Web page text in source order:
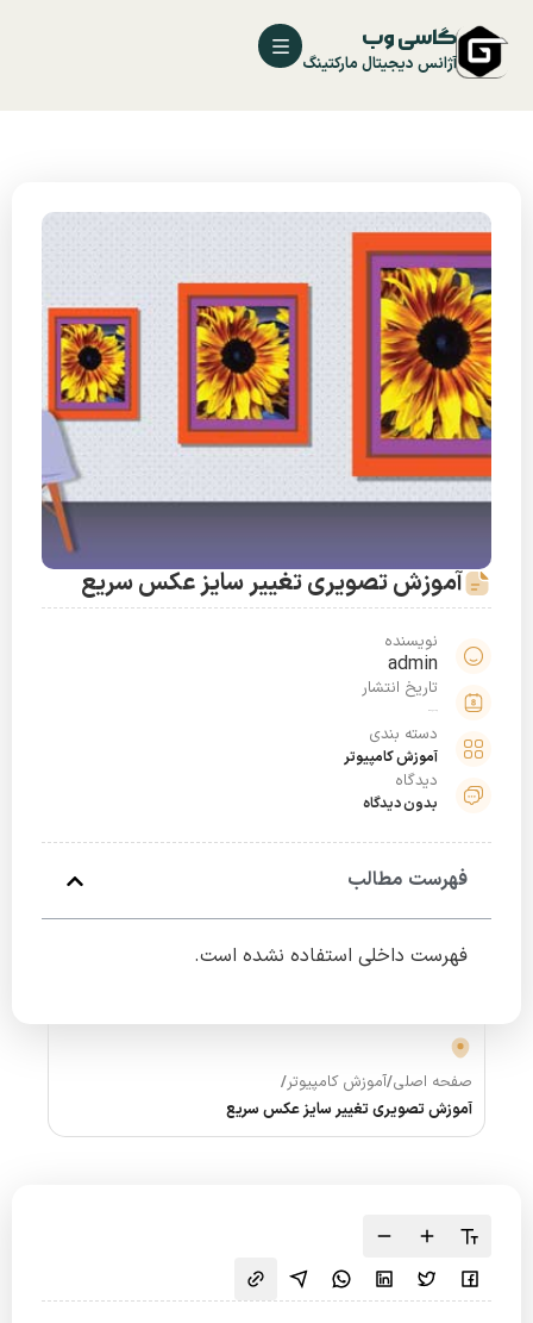
گاسی وب
آژانس دیجیتال مارکتینگ
آموزش تصویری تغییر سایز عکس سریع
نویسنده
admin
تاریخ انتشار
دسته بندی
آموزش کامپیوتر
دیدگاه
بدون دیدگاه
فهرست مطالب
فهرست داخلی استفاده نشده است.
صفحه اصلی/آموزش کامپیوتر/
آموزش تصویری تغییر سایز عکس سریع